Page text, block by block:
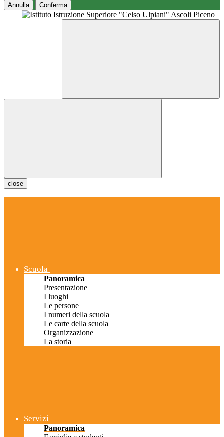
Annulla Conferma
close
Scuola
Panoramica
Presentazione
I luoghi
Le persone
I numeri della scuola
Le carte della scuola
Organizzazione
La storia
Servizi
Panoramica